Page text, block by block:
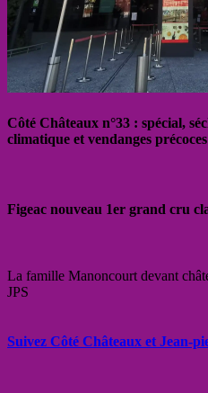
Côté Châteaux n°33 : spécial,
climatique et vendanges précoces
Figeac nouveau 1er grand cru
La famille Manoncourt devant
JPS
Suivez Côté Châteaux et Jean-